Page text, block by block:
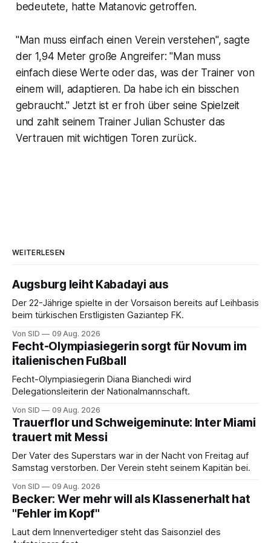
bedeutete, hatte Matanovic getroffen.
"Man muss einfach einen Verein verstehen", sagte
der 1,94 Meter große Angreifer: "Man muss
einfach diese Werte oder das, was der Trainer von
einem will, adaptieren. Da habe ich ein bisschen
gebraucht." Jetzt ist er froh über seine Spielzeit
und zahlt seinem Trainer Julian Schuster das
Vertrauen mit wichtigen Toren zurück.
WEITERLESEN
Augsburg leiht Kabadayi aus
Der 22-Jährige spielte in der Vorsaison bereits auf Leihbasis
beim türkischen Erstligisten Gaziantep FK.
Von SID 09 Aug. 2026
Fecht-Olympiasiegerin sorgt für Novum im
italienischen Fußball
Fecht-Olympiasiegerin Diana Bianchedi wird
Delegationsleiterin der Nationalmannschaft.
Von SID 09 Aug. 2026
Trauerflor und Schweigeminute: Inter Miami
trauert mit Messi
Der Vater des Superstars war in der Nacht von Freitag auf
Samstag verstorben. Der Verein steht seinem Kapitän bei.
Von SID 09 Aug. 2026
Becker: Wer mehr will als Klassenerhalt hat
"Fehler im Kopf"
Laut dem Innenvertediger steht das Saisonziel des